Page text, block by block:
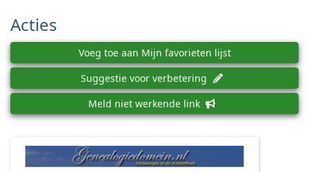
Acties
Voeg toe aan Mijn favorieten lijst
Suggestie voor verbetering
Meld niet werkende link